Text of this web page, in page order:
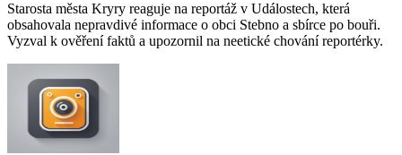
Starosta města Kryry reaguje na reportáž v Událostech, která
obsahovala nepravdivé informace o obci Stebno a sbírce po bouři.
Vyzval k ověření faktů a upozornil na neetické chování reportérky.